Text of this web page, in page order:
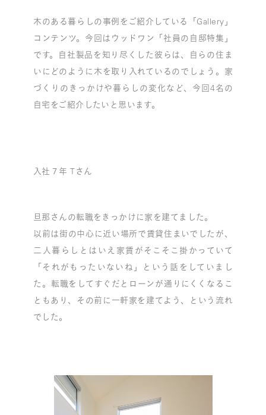
木のある暮らしの事例をご紹介している「Gallery」
コンテンツ。今回はウッドワン「社員の自邸特集」
です。自社製品を知り尽くした彼らは、自らの住ま
いにどのように木を取り入れているのでしょう。家
づくりのきっかけや暮らしの変化など、今回4名の
自宅をご紹介したいと思います。
入社７年 Tさん
旦那さんの転職をきっかけに家を建てました。
以前は街の中心に近い場所で賃貸住まいでしたが、
二人暮らしとはいえ家賃がそこそこ掛かっていて
「それがもったいないね」という話をしていまし
た。転職をしてすぐだとローンが通りにくくなるこ
ともあり、その前に一軒家を建てよう、という流れ
でした。